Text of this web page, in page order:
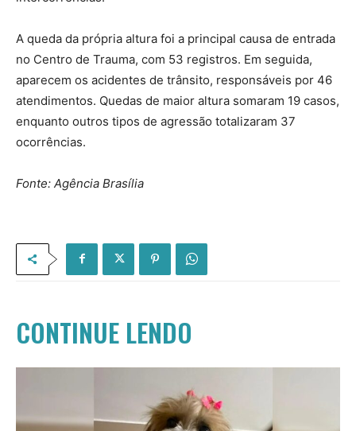
A queda da própria altura foi a principal causa de entrada
no Centro de Trauma, com 53 registros. Em seguida,
aparecem os acidentes de trânsito, responsáveis por 46
atendimentos. Quedas de maior altura somaram 19 casos,
enquanto outros tipos de agressão totalizaram 37
ocorrências.
Fonte: Agência Brasília
CONTINUE LENDO